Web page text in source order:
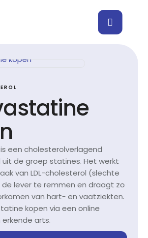
een cholesterolverlagend
de groep statines. Het werkt
van LDL-cholesterol (slechte
lever te remmen en draagt zo
van hart- en vaatziekten.
kopen via een online
arts.